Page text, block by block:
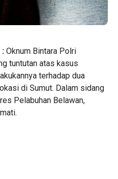
: Oknum Bintara Polri
tuntutan atas kasus
terhadap dua
di Sumut. Dalam sidang
Pelabuhan Belawan,